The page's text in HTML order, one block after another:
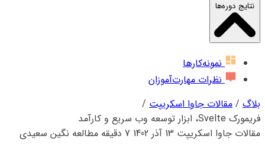
نتایج دوره‌ها
نمونه‌کارها
نظرات مهارت‌آموزان
بلاگ / مقالات جاوا اسکریپت /
فریمورک Svelte، ابزار توسعه وب سریع و کارآمد
مقالات جاوا اسکریپت 13 آذر 1402 7 دقیقه مطالعه نگین سعیدی